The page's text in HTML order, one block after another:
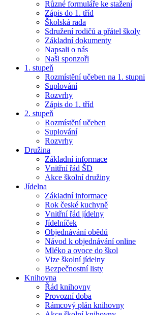
Různé formuláře ke stažení
Zápis do 1. tříd
Školská rada
Sdružení rodičů a přátel školy
Základní dokumenty
Napsali o nás
Naši sponzoři
1. stupeň
Rozmístění učeben na 1. stupni
Suplování
Rozvrhy
Zápis do 1. tříd
2. stupeň
Rozmístění učeben
Suplování
Rozvrhy
Družina
Základní informace
Vnitřní řád ŠD
Akce školní družiny
Jídelna
Základní informace
Rok české kuchyně
Vnitřní řád jídelny
Jídelníček
Objednávání obědů
Návod k objednávání online
Mléko a ovoce do škol
Vize školní jídelny
Bezpečnostní listy
Knihovna
Řád knihovny
Provozní doba
Rámcový plán knihovny